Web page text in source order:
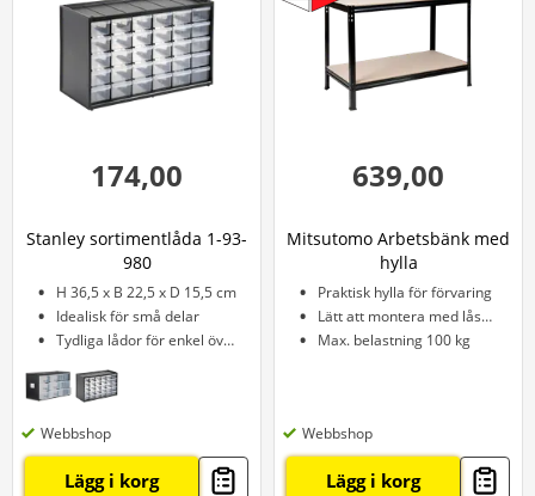
174,00
Stanley sortimentlåda 1-93-
980
H 36,5 x B 22,5 x D 15,5 cm
Idealisk för små delar
Tydliga lådor för enkel överblick
Webbshop
Lägg i korg
639,00
Mitsutomo Arbetsbänk med
hylla
Praktisk hylla för förvaring
Lätt att montera med låssystem
Max. belastning 100 kg
Webbshop
Lägg i korg